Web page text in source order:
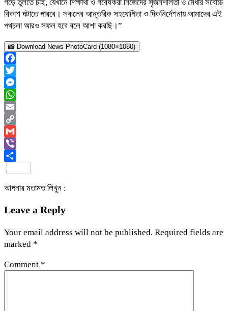
গড়ে তুলতে চাই, যেখানে শিক্ষার্থী ও গবেষকরা নিজেদের সৃজনশীলতা ও মেধার সর্বোচ্চ
বিকাশ ঘটাতে পারবে। সকলের আন্তরিক সহযোগিতা ও দিকনির্দেশনায় আমাদের এই
পথচলা আরও সফল হবে বলে আশা করছি।”
📸 Download News PhotoCard (1080×1080)
Facebook
Twitter
Messenger
WhatsApp
Email
Copy
Link
Gmail
Viber
আপনার মতামত লিখুন :
Leave a Reply
Your email address will not be published. Required fields are
marked *
Comment *